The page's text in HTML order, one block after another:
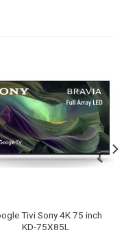
Tivi Sony 4K 75 inch
KD-75X85L